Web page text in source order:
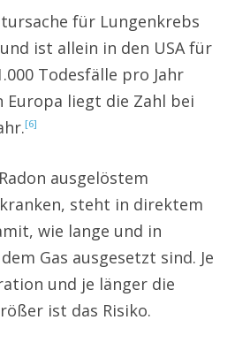
für Lungenkrebs
ist allein in den USA für
Todesfälle pro Jahr
Europa liegt die Zahl bei
[6]
ausgelöstem
steht in direktem
wie lange und in
Gas ausgesetzt sind. Je
und je länger die
ist das Risiko.